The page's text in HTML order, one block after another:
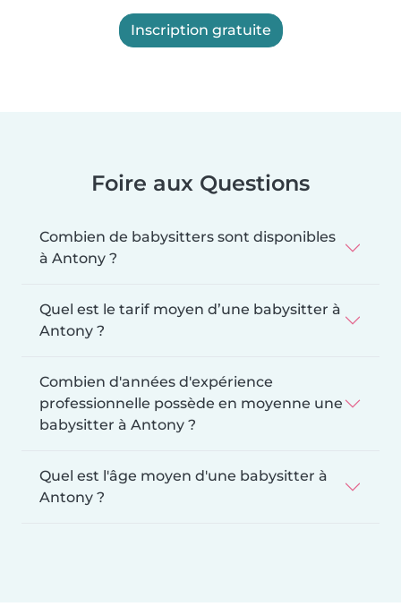
Inscription gratuite
Foire aux Questions
Combien de babysitters sont disponibles
à Antony ?
Quel est le tarif moyen d’une babysitter à
Antony ?
Combien d'années d'expérience
professionnelle possède en moyenne une
babysitter à Antony ?
Quel est l'âge moyen d'une babysitter à
Antony ?